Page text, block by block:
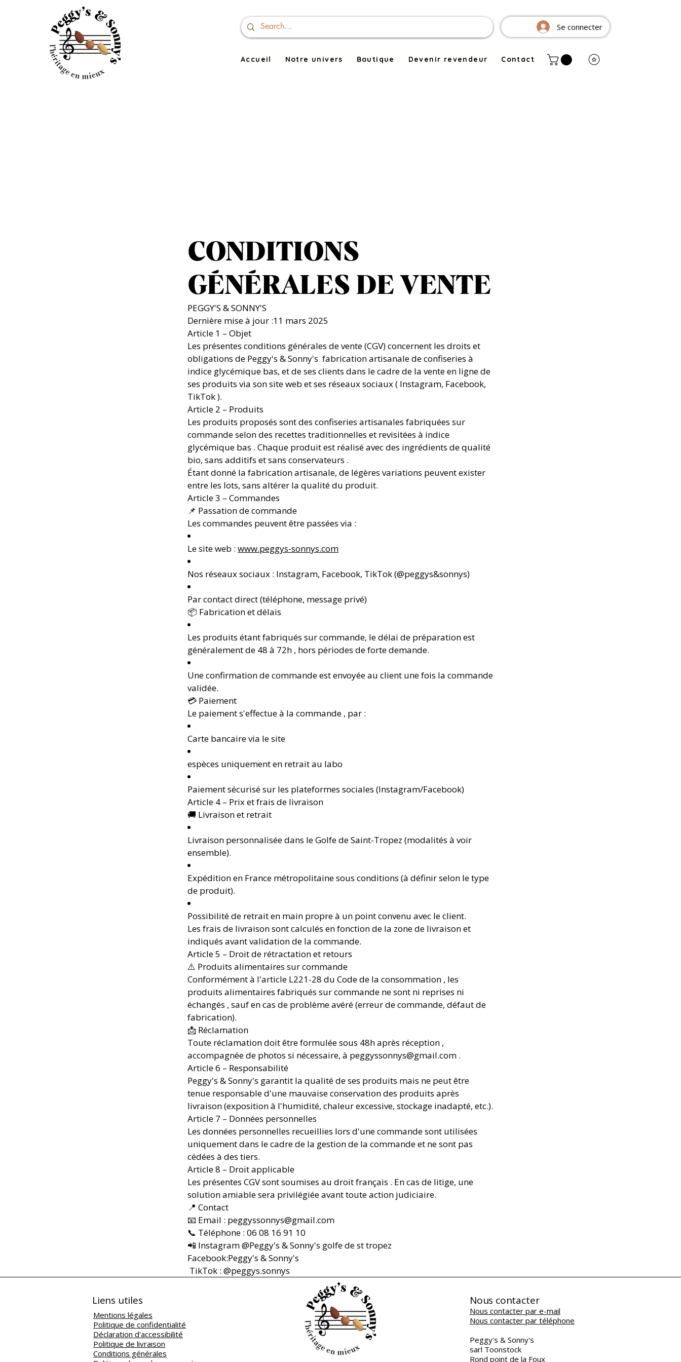
Se connecter
Accueil Notre univers Boutique Devenir revendeur Contact
CONDITIONS
GÉNÉRALES DE VENTE
PEGGY'S & SONNY'S
Dernière mise à jour :11 mars 2025
Article 1 – Objet
Les présentes conditions générales de vente (CGV) concernent les droits et
obligations de Peggy's & Sonny's fabrication artisanale de confiseries à
indice glycémique bas, et de ses clients dans le cadre de la vente en ligne de
ses produits via son site web et ses réseaux sociaux ( Instagram, Facebook,
TikTok ).
Article 2 – Produits
Les produits proposés sont des confiseries artisanales fabriquées sur
commande selon des recettes traditionnelles et revisitées à indice
glycémique bas . Chaque produit est réalisé avec des ingrédients de qualité
bio, sans additifs et sans conservateurs .
Étant donné la fabrication artisanale, de légères variations peuvent exister
entre les lots, sans altérer la qualité du produit.
Article 3 – Commandes
📌 Passation de commande
Les commandes peuvent être passées via :
Le site web : www.peggys-sonnys.com
Nos réseaux sociaux : Instagram, Facebook, TikTok (@peggys&sonnys)
Par contact direct (téléphone, message privé)
📦 Fabrication et délais
Les produits étant fabriqués sur commande, le délai de préparation est
généralement de 48 à 72h , hors périodes de forte demande.
Une confirmation de commande est envoyée au client une fois la commande
validée.
💳 Paiement
Le paiement s'effectue à la commande , par :
Carte bancaire via le site
espèces uniquement en retrait au labo
Paiement sécurisé sur les plateformes sociales (Instagram/Facebook)
Article 4 – Prix et frais de livraison
🚚 Livraison et retrait
Livraison personnalisée dans le Golfe de Saint-Tropez (modalités à voir
ensemble).
Expédition en France métropolitaine sous conditions (à définir selon le type
de produit).
Possibilité de retrait en main propre à un point convenu avec le client.
Les frais de livraison sont calculés en fonction de la zone de livraison et
indiqués avant validation de la commande.
Article 5 – Droit de rétractation et retours
⚠️ Produits alimentaires sur commande
Conformément à l'article L221-28 du Code de la consommation , les
produits alimentaires fabriqués sur commande ne sont ni reprises ni
échangés , sauf en cas de problème avéré (erreur de commande, défaut de
fabrication).
📩 Réclamation
Toute réclamation doit être formulée sous 48h après réception ,
accompagnée de photos si nécessaire, à peggyssonnys@gmail.com .
Article 6 – Responsabilité
Peggy's & Sonny's garantit la qualité de ses produits mais ne peut être
tenue responsable d'une mauvaise conservation des produits après
livraison (exposition à l'humidité, chaleur excessive, stockage inadapté, etc.).
Article 7 – Données personnelles
Les données personnelles recueillies lors d'une commande sont utilisées
uniquement dans le cadre de la gestion de la commande et ne sont pas
cédées à des tiers.
Article 8 – Droit applicable
Les présentes CGV sont soumises au droit français . En cas de litige, une
solution amiable sera privilégiée avant toute action judiciaire.
📍 Contact
📧 Email : peggyssonnys@gmail.com
📞 Téléphone : 06 08 16 91 10
📲 Instagram @Peggy's & Sonny's golfe de st tropez
Facebook:Peggy's & Sonny's
TikTok : @peggys.sonnys
Liens utiles
Mentions légales
Politique de confidentialité
Déclaration d'accessibilité
Politique de livraison
Conditions générales
Nous contacter
Nous contacter par e-mail
Nous contacter par téléphone
Peggy's & Sonny's
sarl Toonstock
Rond point de la Foux